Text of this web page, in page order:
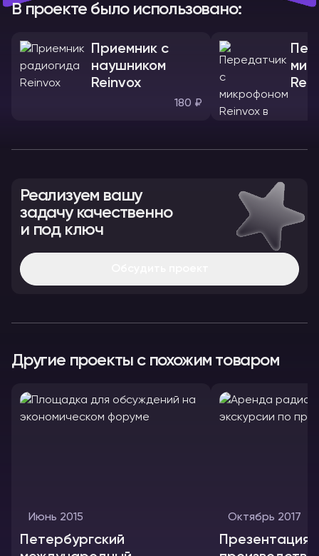
В проекте было использовано:
Приемник с
наушником
Reinvox
180 ₽
Реализуем вашу
задачу качественно
и под ключ
Другие проекты с похожим товаром
Июнь 2015
Петербургский
Октябрь 2017
Презентация